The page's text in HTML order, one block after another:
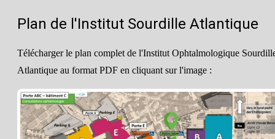
Plan de l'Institut Sourdille Atlantique
Télécharger le plan complet de l'Institut Ophtalmologique
Atlantique au format PDF en cliquant sur l'image :